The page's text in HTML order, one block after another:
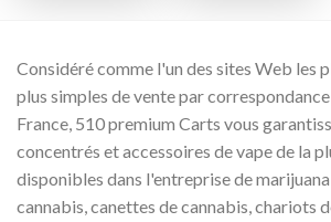
Considéré comme l'un des sites Web les
plus simples de vente par
France, 510 premium Carts vous
concentrés et accessoires de vape de la
disponibles dans l'entreprise de
cannabis, canettes de cannabis, chariots